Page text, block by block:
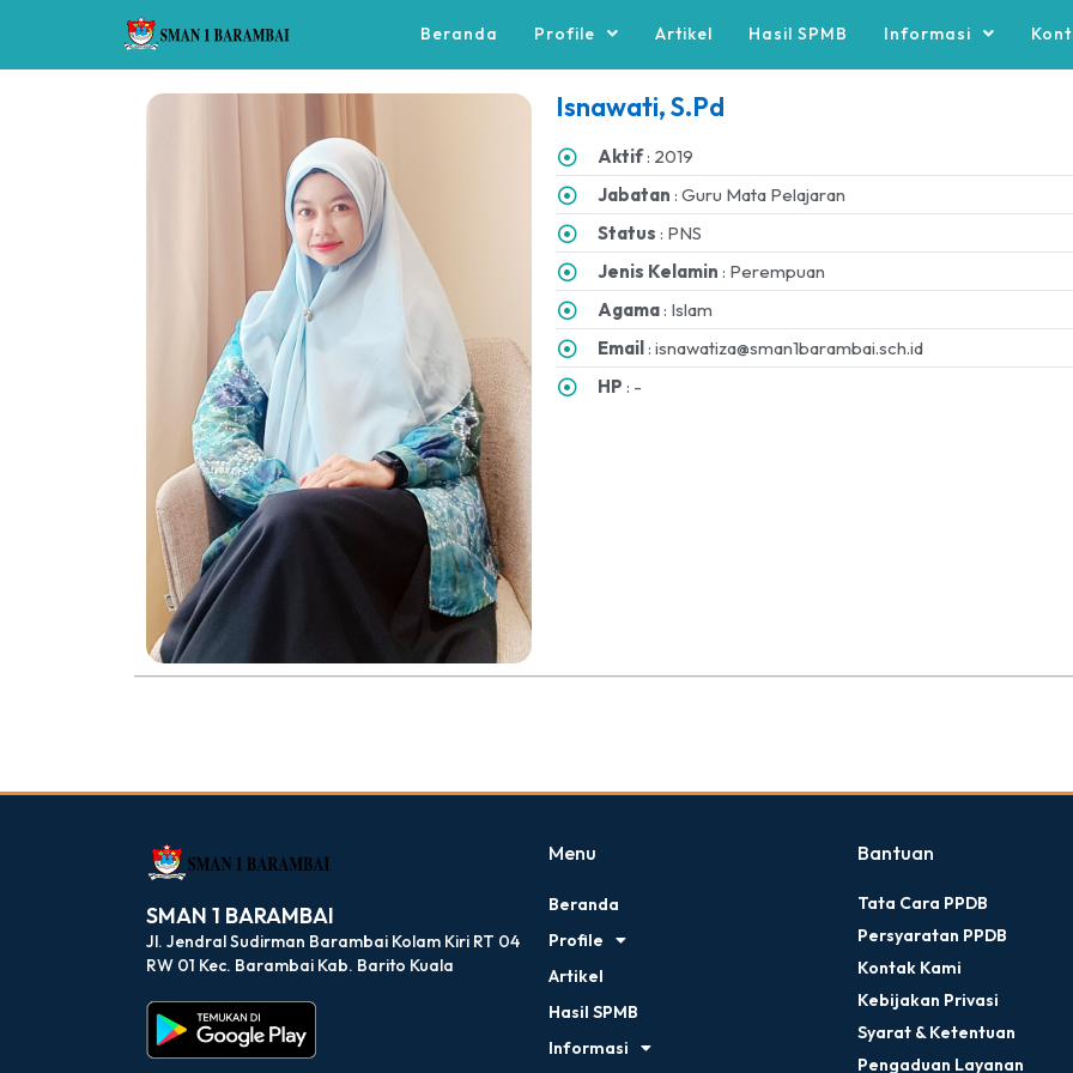
Beranda Profile Artikel Hasil SPMB Informasi
Isnawati, S.Pd
Aktif: 2019
Jabatan : Guru Mata Pelajaran
Status : PNS
Jenis Kelamin : Perempuan
Agama: Islam
Email:isnawatiza@sman1barambai.sch.id
HP : -
SMAN 1 BARAMBAI
Jl. Jendral Sudirman Barambai Kolam Kiri RT 04
RW 01 Kec. Barambai Kab. Barito Kuala
Menu
Beranda
Profile
Artikel
Hasil SPMB
Informasi
Bantuan
Tata Cara PPDB
Persyaratan PPDB
Kontak Kami
Kebijakan Privasi
Syarat & Ketentuan
Pengaduan Layanan